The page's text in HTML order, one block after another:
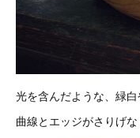
光を含んだような、緑
曲線とエッジがさりげ